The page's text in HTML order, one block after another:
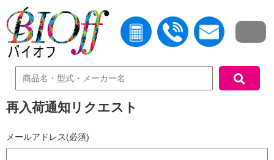
中古機器検索
再入荷通知リクエスト
メールアドレス(必須)